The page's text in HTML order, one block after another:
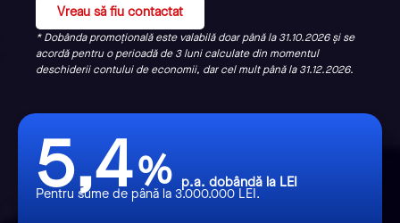
Vreau să fiu contactat
* Dobânda promoțională este valabilă doar până la 31.10.2026 și se
acordă pentru o perioadă de 3 luni calculate din momentul
deschiderii contului de economii, dar cel mult până la 31.12.2026.
5,4% p.a. dobândă la LEI
Pentru sume de până la 3.000.000 LEI.